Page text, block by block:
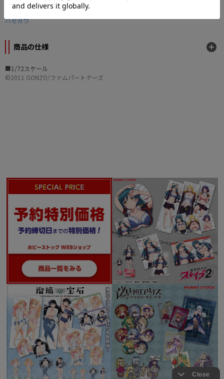
メーカー
ハセガワ
商品の仕様
■1/72スケール
©2011 GONZO/ファムパートナーズ